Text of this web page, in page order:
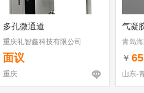
多孔微通道
重庆礼智鑫科技有限公司
面议
重庆
气凝
青岛
￥
山东-